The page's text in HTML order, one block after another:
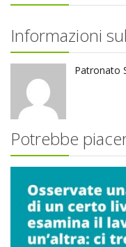
Informazioni
Patronato
Potrebbe